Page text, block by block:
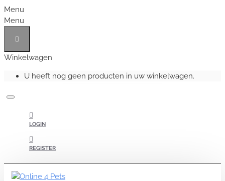
Menu
Menu
Winkelwagen
U heeft nog geen producten in uw winkelwagen.
LOGIN
REGISTER